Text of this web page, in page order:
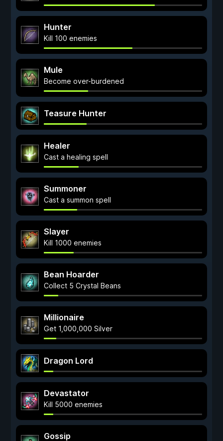
Hunter
Kill 100 enemies
Mule
Become over-burdened
Teasure Hunter
Healer
Cast a healing spell
Summoner
Cast a summon spell
Slayer
Kill 1000 enemies
Bean Hoarder
Collect 5 Crystal Beans
Millionaire
Get 1,000,000 Silver
Dragon Lord
Devastator
Kill 5000 enemies
Gossip